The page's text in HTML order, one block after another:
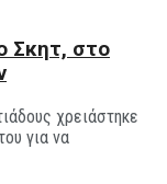
Σκητ, στο
χρειάστηκε
για να